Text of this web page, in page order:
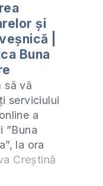
și
|
Buna
să vă
serviciului
a
”Buna
la ora
ne vom
Creștină